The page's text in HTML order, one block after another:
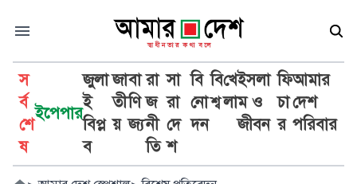
স
র্ব
শে
ষ
ইপেপার
জুলা
ই
বিপ্ল
ব
জা
তী
য়
বা
ণি
জ্য
রা
জ
নী
তি
সা
রা
দে
শ
বি
নো
দন
বি
শ্ব
খে
লা
ইসলা
ম ও
জীবন
ফি
চা
র
আমার
দেশ
পরিবার